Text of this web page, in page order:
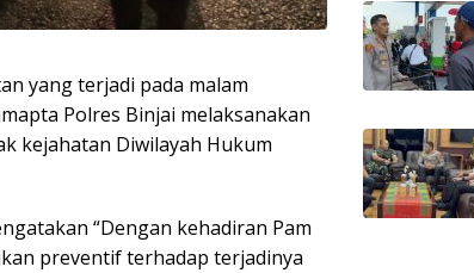
yang terjadi pada malam
Polres Binjai melaksanakan
kejahatan Diwilayah Hukum
“Dengan kehadiran Pam
preventif terhadap terjadinya